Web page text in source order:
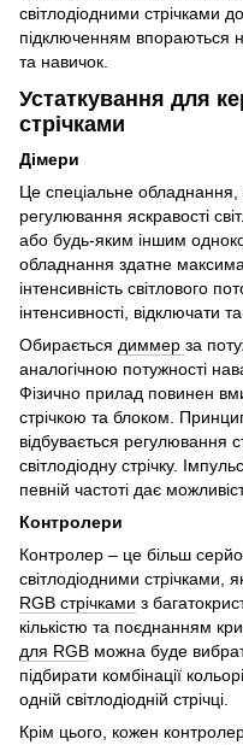
світлодіодними стрічками
підключенням впораються
та навичок.
Устаткування для
стрічками
Дімери
Це спеціальне
регулювання яскравості
або будь-яким іншим
обладнання здатне
інтенсивність світлового
інтенсивності, відключати
Обирається диммер за
аналогічною потужності
Фізично прилад повинен
стрічкою та блоком.
відбувається регулювання
світлодіодну стрічку.
певній частоті дає
Контролери
Контролер – це більш
світлодіодними стрічками,
RGB стрічками з
кількістю та поєднанням
для RGB можна буде
підбирати комбінації
одній світлодіодній стрічці.
Крім цього, кожен